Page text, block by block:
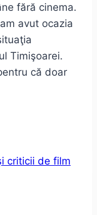
fără cinema.
avut ocazia
Timişoarei.
că doar